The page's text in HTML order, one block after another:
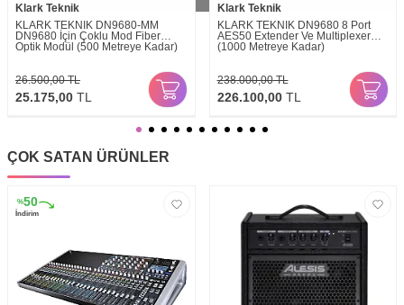
Klark Teknik
KLARK TEKNIK DN9680-MM
DN9680 İçin Çoklu Mod Fiber
Optik Modül (500 Metreye Kadar)
26.500,00TL
25.175,00 TL
Klark Teknik
KLARK TEKNIK DN9680 8 Port
AES50 Extender Ve Multiplexer
(1000 Metreye Kadar)
238.000,00TL
226.100,00TL
ÇOK SATAN ÜRÜNLER
%50
İndirim